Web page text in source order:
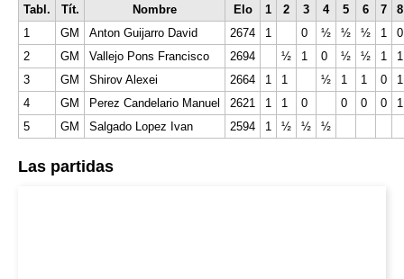
Tabl. Tít. Nombre Elo 1 2 3 4 5 6 7
8
1
GM Anton Guijarro David 2674 1 0 ½ ½ ½ 1
0
2
GM Vallejo Pons Francisco 2694 ½ 1 0 ½ ½ 1
1
3
GM Shirov Alexei 2664 1 1 ½ 1 1 0
1
4
GM Perez Candelario Manuel 2621 1 1 0 0 0 0
1
5
GM Salgado Lopez Ivan 2594 1 ½ ½ ½
Las partidas